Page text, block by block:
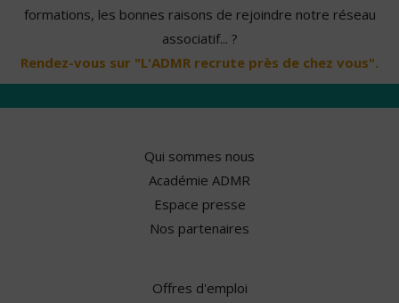
formations, les bonnes raisons de rejoindre notre réseau
associatif... ?
Rendez-vous sur "L'ADMR recrute près de chez vous".
Qui sommes nous
Académie ADMR
Espace presse
Nos partenaires
Offres d'emploi